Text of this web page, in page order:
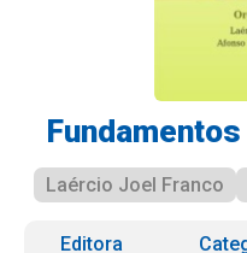
Laércio Joel Franco
Editora